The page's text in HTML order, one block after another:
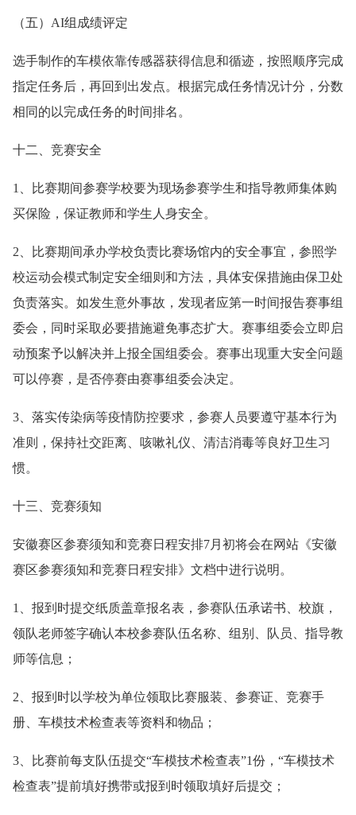
（五）AI组成绩评定
选手制作的车模依靠传感器获得信息和循迹，按照顺序完成
指定任务后，再回到出发点。根据完成任务情况计分，分数
相同的以完成任务的时间排名。
十二、竞赛安全
1、比赛期间参赛学校要为现场参赛学生和指导教师集体购
买保险，保证教师和学生人身安全。
2、比赛期间承办学校负责比赛场馆内的安全事宜，参照学
校运动会模式制定安全细则和方法，具体安保措施由保卫处
负责落实。如发生意外事故，发现者应第一时间报告赛事组
委会，同时采取必要措施避免事态扩大。赛事组委会立即启
动预案予以解决并上报全国组委会。赛事出现重大安全问题
可以停赛，是否停赛由赛事组委会决定。
3、落实传染病等疫情防控要求，参赛人员要遵守基本行为
准则，保持社交距离、咳嗽礼仪、清洁消毒等良好卫生习
惯。
十三、竞赛须知
安徽赛区参赛须知和竞赛日程安排7月初将会在网站《安徽
赛区参赛须知和竞赛日程安排》文档中进行说明。
1、报到时提交纸质盖章报名表，参赛队伍承诺书、校旗，
领队老师签字确认本校参赛队伍名称、组别、队员、指导教
师等信息；
2、报到时以学校为单位领取比赛服装、参赛证、竞赛手
册、车模技术检查表等资料和物品；
3、比赛前每支队伍提交“车模技术检查表”1份，“车模技术
检查表”提前填好携带或报到时领取填好后提交；